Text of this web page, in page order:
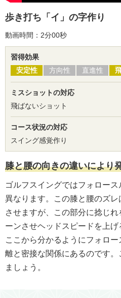
歩き打ち「イ」の字作り
動画時間：2分00秒
習得効果
安定性
方向性 直進性
ミスショットの対応
飛ばないショット
コース状況の対応
スイング感覚作り
膝と腰の向きの違いにより
ゴルフスイングではフォロー
異なります。この膝と腰のズ
させますが、この部分に捻じ
ーンさせヘッドスピードを上げ
ここから分かるようにフォロ
離と密接な関係にあるのです。
ましょう。